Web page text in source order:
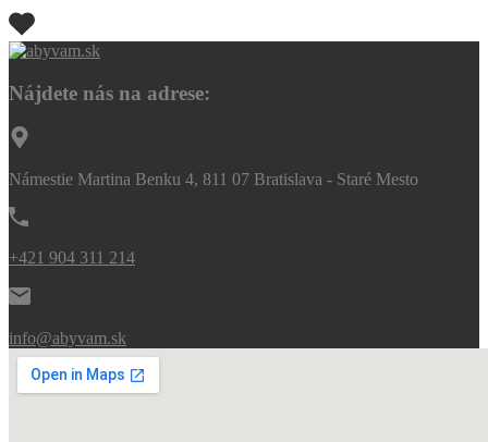
Nájdete nás na adrese:
Námestie Martina Benku 4, 811 07 Bratislava - Staré Mesto
+421 904 311 214
info@abyvam.sk